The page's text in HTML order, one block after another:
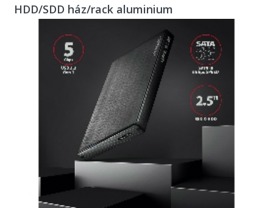
HDD/SDD ház/rack aluminium